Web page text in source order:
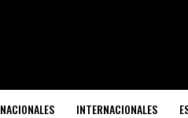
NACIONALES INTERNACIONALES